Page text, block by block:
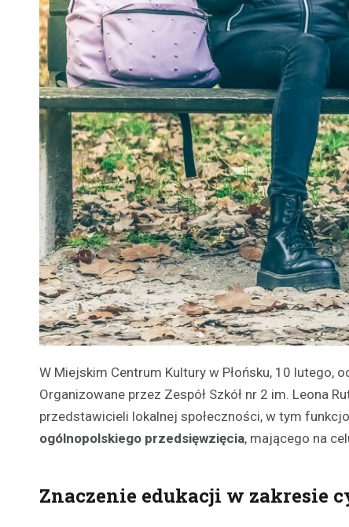
W Miejskim Centrum Kultury w Płońsku, 10 lutego,
Organizowane przez Zespół Szkół nr 2 im. Leona
przedstawicieli lokalnej społeczności, w tym
ogólnopolskiego przedsięwzięcia, mającego na
Znaczenie edukacji w zakresie